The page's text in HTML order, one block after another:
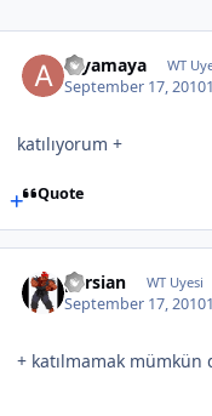
aryamaya WT
September 17, 2010
katılıyorum +
Quote
persian WT Uyesi
September 17, 2010
+ katılmamak mümkün